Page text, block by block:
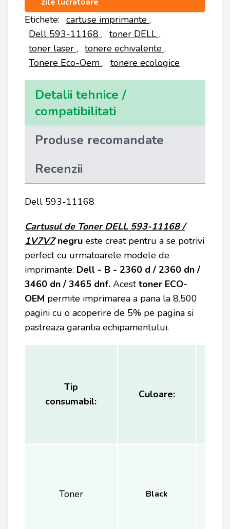
Etichete: cartuse imprimante ,
Dell 593-11168 , toner DELL ,
toner laser , tonere echivalente ,
Tonere Eco-Oem , tonere ecologice
Detalii tehnice /
compatibilitati
Produse recomandate
Recenzii
Dell 593-11168
Cartusul de TonerDELL 593-11168 /
1V7V7 negru este creat pentru a se potrivi
perfect cu urmatoarele modele de
imprimante: Dell - B - 2360 d / 2360 dn /
3460 dn / 3465 dnf. Acesttoner ECO-
OEM permite imprimarea a pana la 8.500
pagini cu o acoperire de 5% pe pagina si
pastreaza garantia echipamentului.
Tip
consumabil:
Culoare:
Toner Black